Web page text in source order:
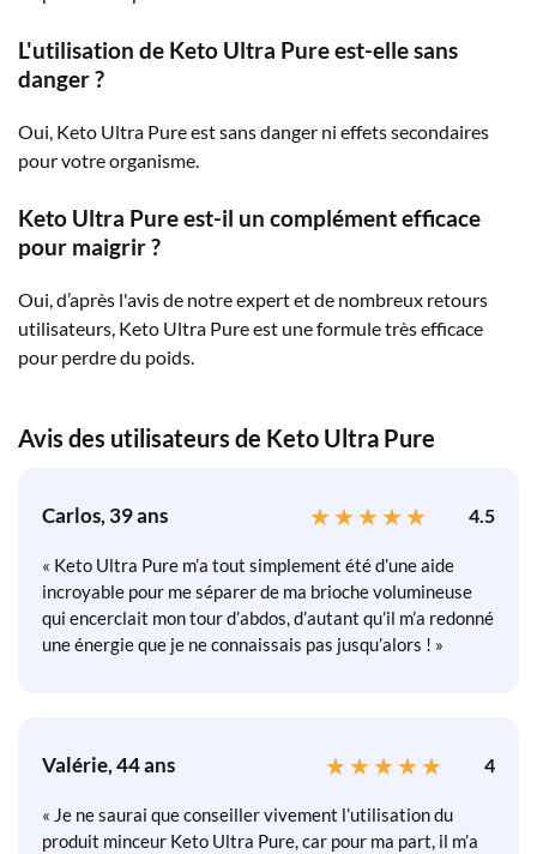
L'utilisation de Keto Ultra Pure est-elle sans
danger ?
Oui, Keto Ultra Pure est sans danger ni effets secondaires
pour votre organisme.
Keto Ultra Pure est-il un complément efficace
pour maigrir ?
Oui, d’après l'avis de notre expert et de nombreux retours
utilisateurs, Keto Ultra Pure est une formule très efficace
pour perdre du poids.
Avis des utilisateurs de Keto Ultra Pure
Carlos, 39 ans 4.5
« Keto Ultra Pure m’a tout simplement été d’une aide
incroyable pour me séparer de ma brioche volumineuse
qui encerclait mon tour d’abdos, d’autant qu’il m’a redonné
une énergie que je ne connaissais pas jusqu’alors ! »
Valérie, 44 ans 4
« Je ne saurai que conseiller vivement l’utilisation du
produit minceur Keto Ultra Pure, car pour ma part, il m’a